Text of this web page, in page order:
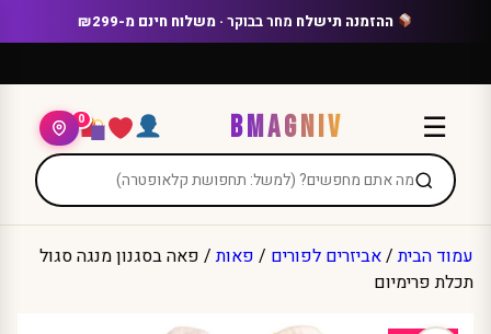
ההזמנה תישלח מחר בבוקר· משלוח חינם מ-₪299
☰
BMAGNIV
0
עמוד הבית/אביזרים לפורים / פאות/ פאה בסגנון מנגה סגול
תכלת פרימיום